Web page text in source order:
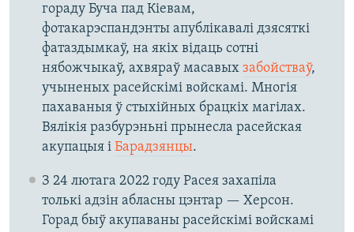
гораду Буча пад Кіевам,
фотакарэспандэнты апублікавалі дзясяткі
фатаздымкаў, на якіх відаць сотні
нябожчыкаў, ахвяраў масавых забойстваў,
учыненых расейскімі войскамі. Многія
пахаваныя ў стыхійных брацкіх магілах.
Вялікія разбурэньні прынесла расейская
акупацыя і Барадзянцы.
З 24 лютага 2022 году Расея захапіла
толькі адзін абласны цэнтар — Херсон.
Горад быў акупаваны расейскімі войскамі